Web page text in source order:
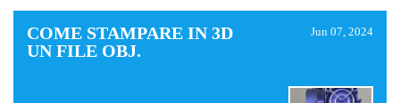
COME STAMPARE IN 3D
UN FILE OBJ.
Jun 07, 2024